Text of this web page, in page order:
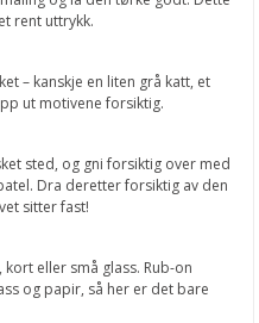
rent uttrykk.
– kanskje en liten grå katt, et
ut motivene forsiktig.
sted, og gni forsiktig over med
Dra deretter forsiktig av den
sitter fast!
eller små glass. Rub-on
og papir, så her er det bare